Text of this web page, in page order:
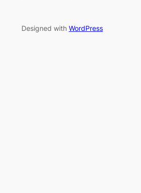
Designed with WordPress